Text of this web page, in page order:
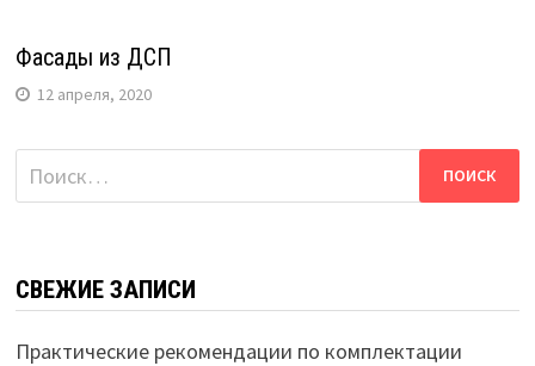
Фасады из ДСП
12 апреля, 2020
Найти:
СВЕЖИЕ ЗАПИСИ
Практические рекомендации по комплектации